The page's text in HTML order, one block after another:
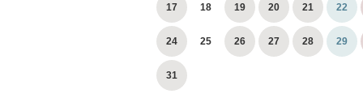
17 18 19 20 21 22
24 25 26 27 28 29
31